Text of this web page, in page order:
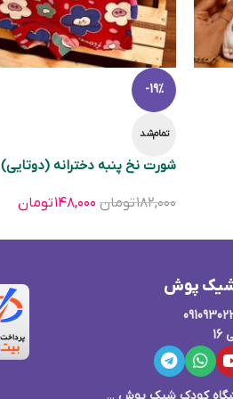
-19%
تمام‌شد
شورت نخ پنبه دخترانه (دوتایی)
۱۸۲,۰۰۰تومان ۱۴۸,۰۰۰تومان
شیک پوش
کودک شیک پوش ...